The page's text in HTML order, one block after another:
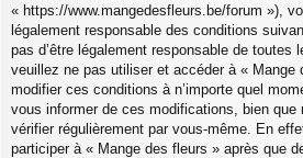
« https://www.mangedesfleurs.be/forum »),
légalement responsable des conditions
pas d’être légalement responsable de toutes
veuillez ne pas utiliser et accéder à « Mange
modifier ces conditions à n’importe quel
vous informer de ces modifications, bien
vérifier régulièrement par vous-même. En
participer à « Mange des fleurs » après que